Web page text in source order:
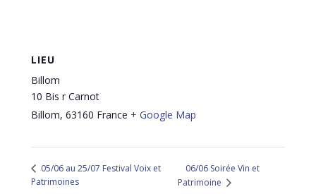
LIEU
Billom
10 Bis r Carnot
Billom, 63160 France + Google Map
05/06 au 25/07 Festival Voix et
Patrimoines
06/06 Soirée Vin et
Patrimoine